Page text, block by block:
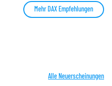
Mehr DAX Empfehlungen
Alle Neuerscheinungen